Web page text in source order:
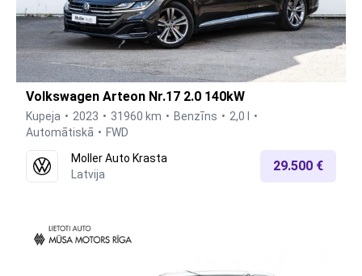
Volkswagen Arteon Nr.17 2.0 140kW
Kupeja 2023 31960 km Benzīns
2,0 l
Automātiskā
FWD
Moller Auto Krasta
Latvija
29.500 €